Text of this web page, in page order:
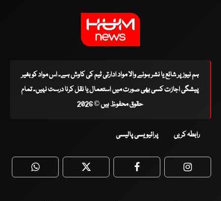
ہم نیوز پر شائع یا نشر ہونے والا مواد ادارتی ٹیم کی کاوش ہے۔ اس مواد کو بغیر
پیشگی اجازت کسی بھی صورت میں استعمال یا نقل کرنا درست نہیں۔ تمام
حقوق محفوظ ہیں © 2026
رابطہ کریں پرائیویسی پالیسی
WhatsApp Twitter Facebook